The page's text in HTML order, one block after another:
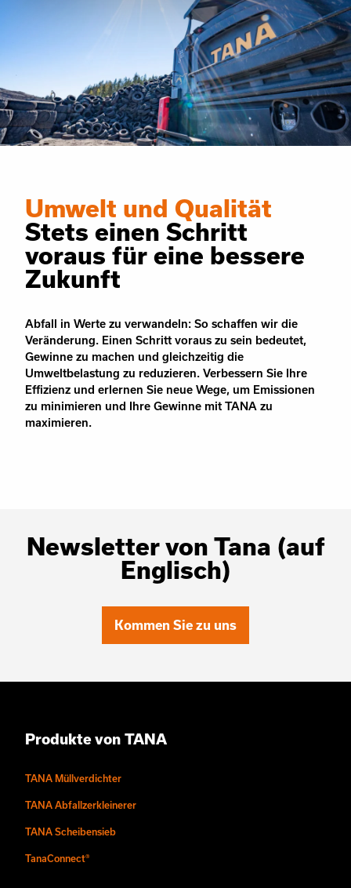
Umwelt und Qualität
Stets einen Schritt
voraus für eine bessere
Zukunft
Abfall in Werte zu verwandeln: So schaffen wir die
Veränderung. Einen Schritt voraus zu sein bedeutet,
Gewinne zu machen und gleichzeitig die
Umweltbelastung zu reduzieren. Verbessern Sie Ihre
Effizienz und erlernen Sie neue Wege, um Emissionen
zu minimieren und Ihre Gewinne mit TANA zu
maximieren.
Newsletter von Tana (auf
Englisch)
Kommen Sie zu uns
Produkte von TANA
TANA Müllverdichter
TANA Abfallzerkleinerer
TANA Scheibensieb
TanaConnect®